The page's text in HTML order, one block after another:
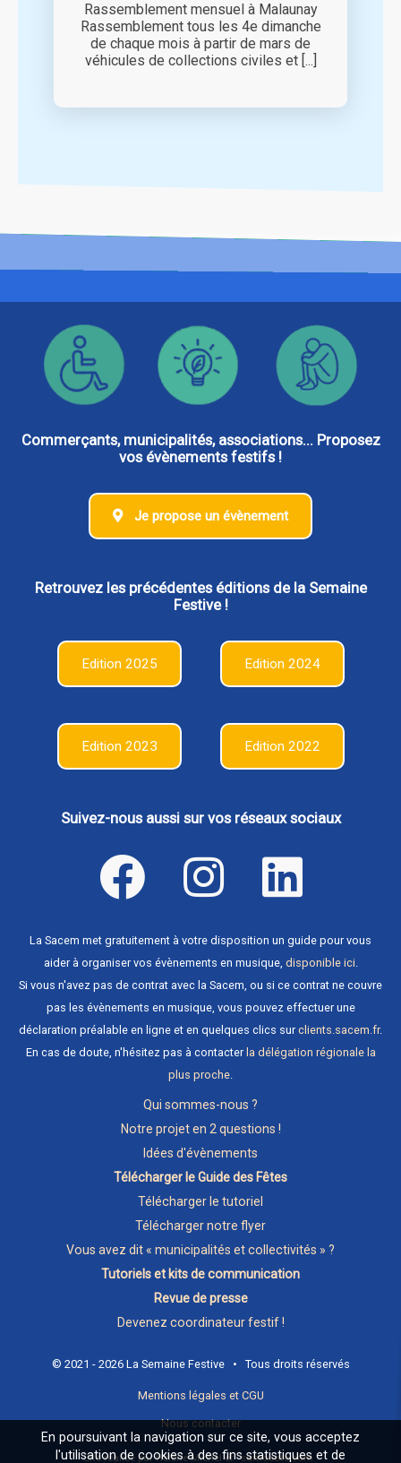
Rassemblement mensuel à Malaunay
Rassemblement tous les 4e dimanche
de chaque mois à partir de mars de
véhicules de collections civiles et [...]
Commerçants, municipalités, associations... Proposez
vos évènements festifs !
Je propose un évènement
Retrouvez les précédentes éditions de la Semaine
Festive !
Edition 2025 Edition 2024
Edition 2023 Edition 2022
Suivez-nous aussi sur vos réseaux sociaux
La Sacem met gratuitement à votre disposition un guide pour vous
aider à organiser vos évènements en musique, disponible ici.
Si vous n'avez pas de contrat avec la Sacem, ou si ce contrat ne couvre
pas les évènements en musique, vous pouvez effectuer une
déclaration préalable en ligne et en quelques clics surclients.sacem.fr.
En cas de doute, n'hésitez pas à contacter la délégation régionale la
plus proche.
Qui sommes-nous ?
Notre projet en 2 questions !
Idées d'évènements
Télécharger le Guide des Fêtes
Télécharger le tutoriel
Télécharger notre flyer
Vous avez dit « municipalités et collectivités » ?
Tutoriels et kits de communication
Revue de presse
Devenez coordinateur festif !
© 2021 - 2026 La Semaine Festive • Tous droits réservés
Mentions légales et CGU
Nous contacter
Site réalisé par Hélène Michel et samosate.com
En poursuivant la navigation sur ce site, vous acceptez
l'utilisation de cookies à des fins statistiques et de